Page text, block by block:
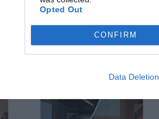
Opted Out
CONFIRM
Data Deletion